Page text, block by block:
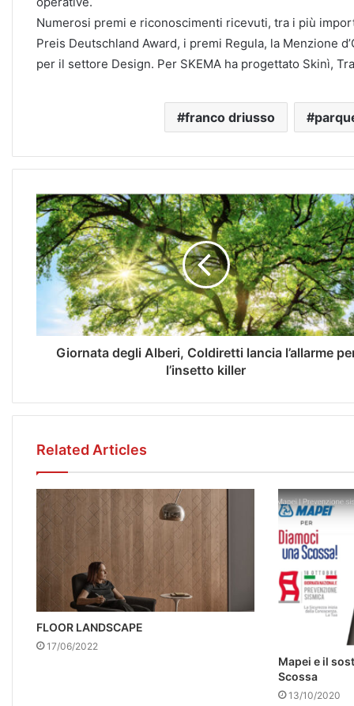
Numerosi premi e riconoscimenti ricevuti, tra i più
Preis Deutschland Award, i premi Regula, la Menzione
per il settore Design. Per SKEMA ha progettato Skinì,
franco driusso
Giornata degli Alberi, Coldiretti lancia l’allarme
l’insetto killer
Related Articles
FLOOR LANDSCAPE
17/06/2022
Mapei e il
Scossa
13/10/2020